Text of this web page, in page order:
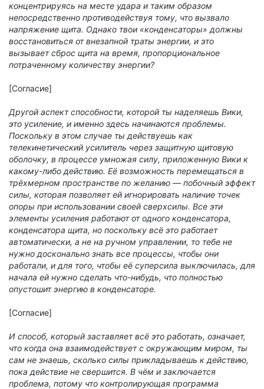
концентрируясь на месте удара и таким образом
непосредственно противодействуя тому, что вызвало
напряжение щита. Однако твои «конденсаторы» должны
восстановиться от внезапной траты энергии, и это
вызывает сброс щита на время, пропорциональное
потраченному количеству энергии?
[Согласие]
Другой аспект способности, которой ты наделяешь Вики,
это усиление, и именно здесь начинаются проблемы.
Поскольку в этом случае ты действуешь как
телекинетический усилитель через защитную щитовую
оболочку, в процессе умножая силу, приложенную Вики к
какому-либо действию. Её возможность перемещаться в
трёхмерном пространстве по желанию — побочный эффект
силы, которая позволяет ей игнорировать наличие точек
опоры при использовании своей сверхсилы. Все эти
элементы усиления работают от одного конденсатора,
конденсатора щита, но поскольку всё это работает
автоматически, а не на ручном управлении, то тебе не
нужно досконально знать все процессы, чтобы они
работали, и для того, чтобы её суперсила выключилась, для
начала ей нужно сделать что-нибудь, что полностью
опустошит энергию в конденсаторе.
[Согласие]
И способ, который заставляет всё это работать, означает,
что когда она взаимодействует с окружающим миром, ты
сам не знаешь, сколько силы прикладываешь к действию,
пока действие не свершится. В чём и заключается
проблема, потому что контролирующая программа